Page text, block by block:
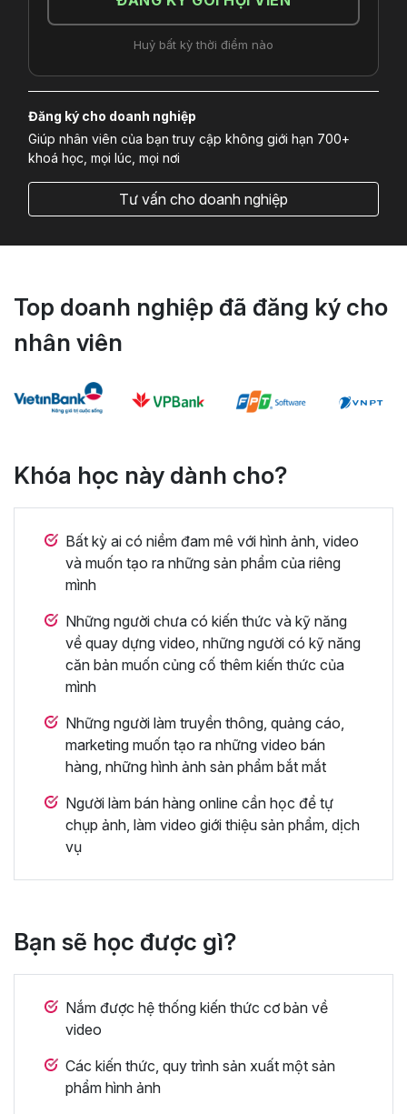
Huỷ bất kỳ thời điểm nào
Đăng ký cho doanh nghiệp
Giúp nhân viên của bạn truy cập không giới hạn 700+
khoá học, mọi lúc, mọi nơi
Tư vấn cho doanh nghiệp
Top doanh nghiệp đã đăng ký cho
nhân viên
Khóa học này dành cho?
Bất kỳ ai có niềm đam mê với hình ảnh, video
và muốn tạo ra những sản phẩm của riêng
mình
Những người chưa có kiến thức và kỹ năng
về quay dựng video, những người có kỹ năng
căn bản muốn củng cố thêm kiến thức của
mình
Những người làm truyền thông, quảng cáo,
marketing muốn tạo ra những video bán
hàng, những hình ảnh sản phẩm bắt mắt
Người làm bán hàng online cần học để tự
chụp ảnh, làm video giới thiệu sản phẩm, dịch
vụ
Bạn sẽ học được gì?
Nắm được hệ thống kiến thức cơ bản về
video
Các kiến thức, quy trình sản xuất một sản
phẩm hình ảnh